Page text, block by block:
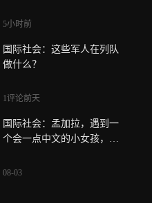
5小时前
国际社会：这些军人在列队
做什么？
1评论前天
国际社会：孟加拉，遇到一
个会一点中文的小女孩，挺
还知道为他人考虑
08-03